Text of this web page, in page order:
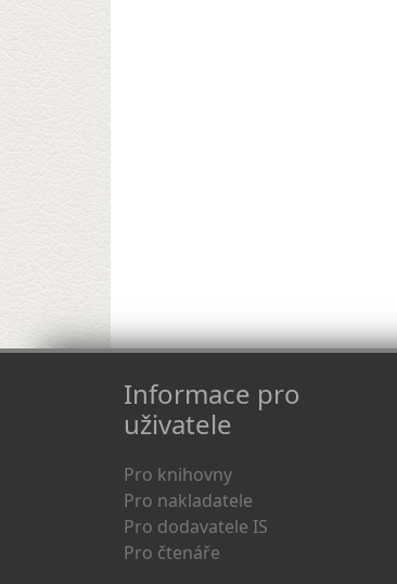
Informace pro
uživatele
Pro knihovny
Pro nakladatele
Pro dodavatele IS
Pro čtenáře